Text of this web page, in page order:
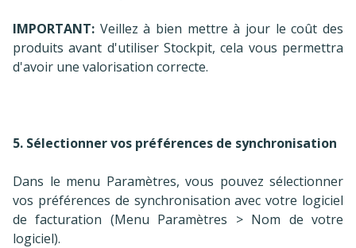
IMPORTANT: Veillez à bien mettre à jour le coût des
produits avant d'utiliser Stockpit, cela vous permettra
d'avoir une valorisation correcte.
5. Sélectionner vos préférences de synchronisation
Dans le menu Paramètres, vous pouvez sélectionner
vos préférences de synchronisation avec votre logiciel
de facturation (Menu Paramètres > Nom de votre
logiciel).